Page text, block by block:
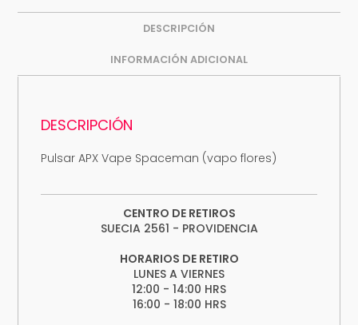
DESCRIPCIÓN
INFORMACIÓN ADICIONAL
DESCRIPCIÓN
Pulsar APX Vape Spaceman (vapo flores)
CENTRO DE RETIROS
SUECIA 2561 - PROVIDENCIA
HORARIOS DE RETIRO
LUNES A VIERNES
12:00 - 14:00 HRS
16:00 - 18:00 HRS